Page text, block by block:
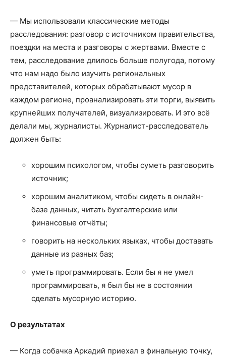
— Мы использовали классические методы
расследования: разговор с источником правительства,
поездки на места и разговоры с жертвами. Вместе с
тем, расследование длилось больше полугода, потому
что нам надо было изучить региональных
представителей, которых обрабатывают мусор в
каждом регионе, проанализировать эти торги, выявить
крупнейших получателей, визуализировать. И это всё
делали мы, журналисты. Журналист-расследователь
должен быть:
хорошим психологом, чтобы суметь разговорить
источник;
хорошим аналитиком, чтобы сидеть в онлайн-
базе данных, читать бухгалтерские или
финансовые отчёты;
говорить на нескольких языках, чтобы доставать
данные из разных баз;
уметь программировать. Если бы я не умел
программировать, я был бы не в состоянии
сделать мусорную историю.
О результатах
— Когда собачка Аркадий приехал в финальную точку,